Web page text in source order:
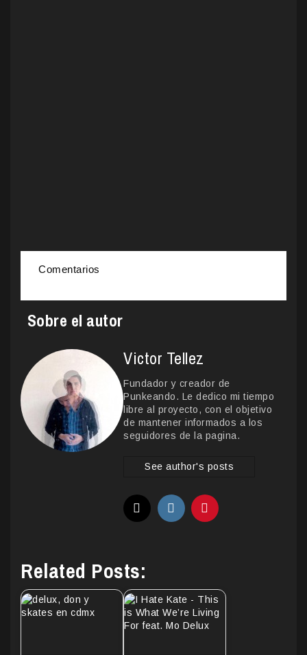
Comentarios
Sobre el autor
Victor Tellez
Fundador y creador de
Punkeando. Le dedico mi tiempo
libre al proyecto, con el objetivo
de mantener informados a los
seguidores de la pagina.
See author's posts
Related Posts: